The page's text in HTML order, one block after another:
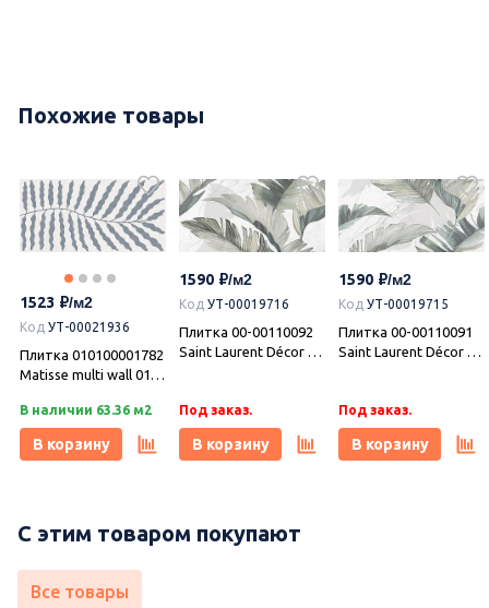
Похожие товары
1523
Код УТ-00021936
Плитка 010100001782
Matisse multi wall 01
Gracia Ceramica
(Грация Керамика)
В наличии 63.36 м2
В корзину
1590
Код УТ-00019716
Плитка 00-00110092
Saint Laurent Décor 2
Под заказ.
В корзину
1590
Код УТ-00019715
Плитка 00-00110091
Saint Laurent Décor 1
Под заказ.
В корзину
С этим товаром покупают
Все товары